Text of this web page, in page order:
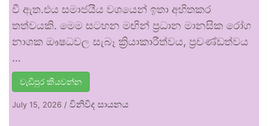
වී ඇත.එය සමාජයීය වශයෙන් ඉතා අහිතකර
තත්වයකි. මෙම සටහන මඟින් ප්‍රධාන මානසික රෝග
නාශක ඖෂධවල සැබෑ ක්‍රියාකාරීත්වය, ප්‍රචණ්ඩත්වය
…
වැඩිපුර කියවන්න
July 15, 2026 / විනිවිද සායනය